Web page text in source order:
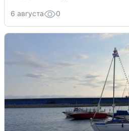
6 августа 0